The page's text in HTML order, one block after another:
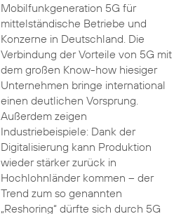
Mobilfunkgeneration 5G für
mittelständische Betriebe und
Konzerne in Deutschland. Die
Verbindung der Vorteile von 5G mit
dem großen Know-how hiesiger
Unternehmen bringe international
einen deutlichen Vorsprung.
Außerdem zeigen
Industriebeispiele: Dank der
Digitalisierung kann Produktion
wieder stärker zurück in
Hochlohnländer kommen – der
Trend zum so genannten
„Reshoring“ dürfte sich durch 5G